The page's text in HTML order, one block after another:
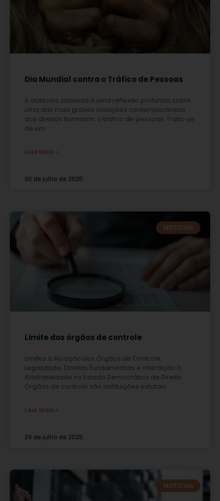
Dia Mundial contra o Tráfico de Pessoas
A data nos convoca a uma reflexão profunda sobre
uma das mais graves violações contemporâneas
dos direitos humanos: o tráfico de pessoas. Trata-se
de um
Leia Mais »
30 de julho de 2025
NOTÍCIAS
Limite dos órgãos de controle
Limites à Atuação dos Órgãos de Controle,
Legalidade, Direitos Fundamentais e Interdição à
Arbitrariedade no Estado Democrático de Direito
Órgãos de controle são instituições estatais
Leia Mais »
29 de julho de 2025
NOTÍCIAS